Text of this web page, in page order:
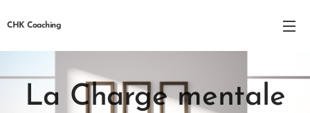
CHK Coaching
La Charge mentale